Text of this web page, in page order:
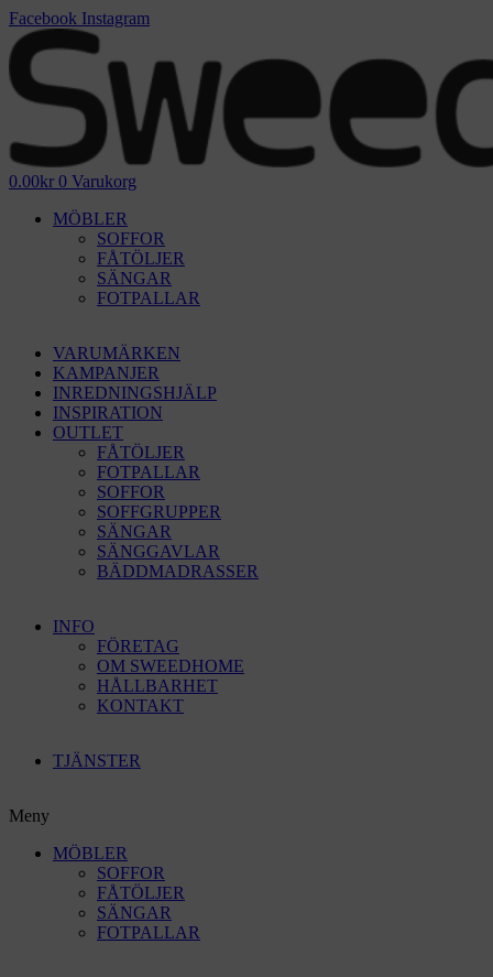
Hoppa
till
innehåll
Facebook Instagram
0.00kr 0 Varukorg
MÖBLER
SOFFOR
FÅTÖLJER
SÄNGAR
FOTPALLAR
VARUMÄRKEN
KAMPANJER
INREDNINGSHJÄLP
INSPIRATION
OUTLET
FÅTÖLJER
FOTPALLAR
SOFFOR
SOFFGRUPPER
SÄNGAR
SÄNGGAVLAR
BÄDDMADRASSER
INFO
FÖRETAG
OM SWEEDHOME
HÅLLBARHET
KONTAKT
TJÄNSTER
Meny
MÖBLER
SOFFOR
FÅTÖLJER
SÄNGAR
FOTPALLAR